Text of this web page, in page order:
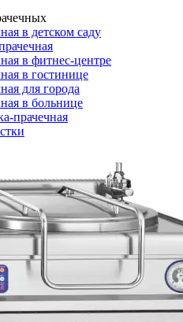
в детском саду
в фитнес-центре
в гостинице
для города
в больнице
прачечная